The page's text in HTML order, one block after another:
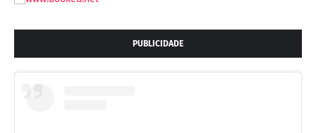
PUBLICIDADE